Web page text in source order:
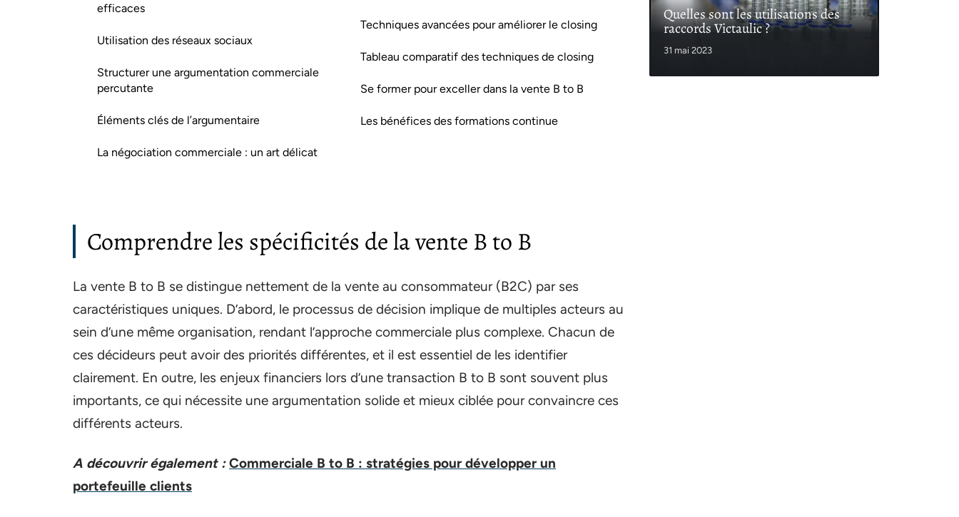
efficaces
Utilisation des réseaux sociaux
Structurer une argumentation commerciale
percutante
Éléments clés de l’argumentaire
La négociation commerciale : un art délicat
Techniques avancées pour améliorer le closing
Tableau comparatif des techniques de closing
Se former pour exceller dans la vente B to B
Les bénéfices des formations continue
Comprendre les spécificités de la vente B to B
La vente B to B se distingue nettement de la vente au consommateur (B2C) par ses
caractéristiques uniques. D’abord, le processus de décision implique de multiples acteurs au
sein d’une même organisation, rendant l’approche commerciale plus complexe. Chacun de
ces décideurs peut avoir des priorités différentes, et il est essentiel de les identifier
clairement. En outre, les enjeux financiers lors d’une transaction B to B sont souvent plus
importants, ce qui nécessite une argumentation solide et mieux ciblée pour convaincre ces
différents acteurs.
A découvrir également : Commerciale B to B : stratégies pour développer un
portefeuille clients
Quelles sont les utilisations des
raccords Victaulic ?
31 mai 2023